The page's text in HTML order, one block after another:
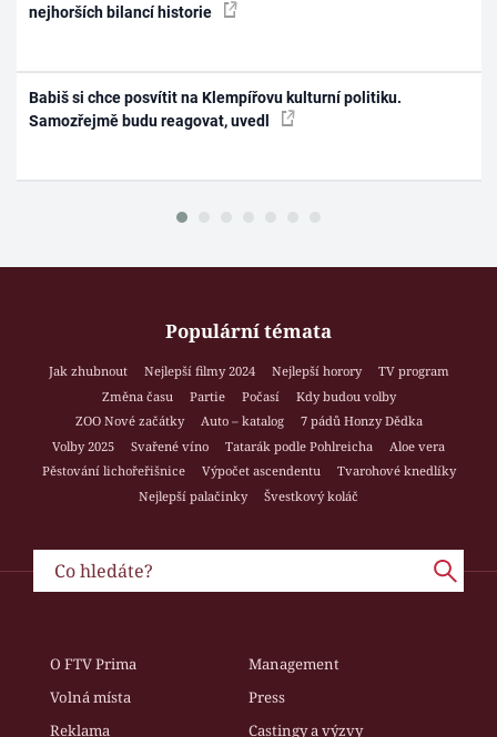
nejhorších bilancí historie
Babiš si chce posvítit na Klempířovu kulturní politiku.
Samozřejmě budu reagovat, uvedl
Populární témata
Jak zhubnout Nejlepší filmy 2024 Nejlepší horory
TV program
Změna času
Partie Počasí
Kdy budou volby
ZOO Nové začátky
Auto – katalog
7 pádů Honzy Dědka
Volby 2025
Svařené víno Tatarák podle Pohlreicha
Aloe vera
Pěstování lichořeřišnice
Výpočet ascendentu
Tvarohové knedlíky
Nejlepší palačinky
Švestkový koláč
O FTV Prima
Management
Volná místa
Press
Reklama
Castingy a výzvy